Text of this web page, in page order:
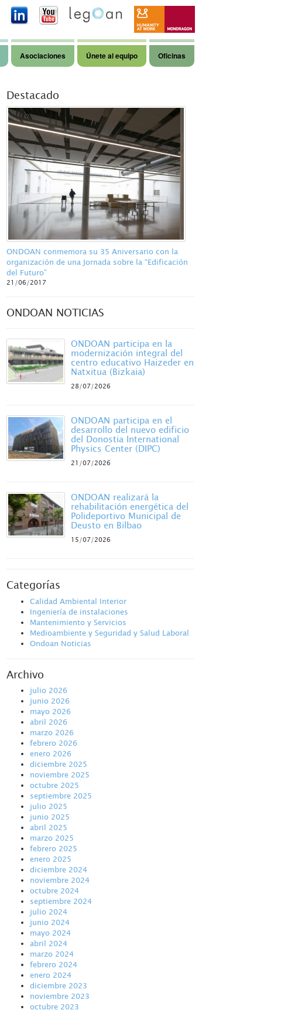
Asociaciones Únete al equipo Oficinas
Destacado
ONDOAN conmemora su 35 Aniversario con la
organización de una Jornada sobre la “Edificación
del Futuro”
21/06/2017
ONDOAN NOTICIAS
ONDOAN participa en la
modernización integral del
centro educativo Haizeder en
Natxitua (Bizkaia)
28/07/2026
ONDOAN participa en el
desarrollo del nuevo edificio
del Donostia International
Physics Center (DIPC)
21/07/2026
ONDOAN realizará la
rehabilitación energética del
Polideportivo Municipal de
Deusto en Bilbao
15/07/2026
Categorías
Calidad Ambiental Interior
Ingeniería de instalaciones
Mantenimiento y Servicios
Medioambiente y Seguridad y Salud Laboral
Ondoan Noticias
Archivo
julio 2026
junio 2026
mayo 2026
abril 2026
marzo 2026
febrero 2026
enero 2026
diciembre 2025
noviembre 2025
octubre 2025
septiembre 2025
julio 2025
junio 2025
abril 2025
marzo 2025
febrero 2025
enero 2025
diciembre 2024
noviembre 2024
octubre 2024
septiembre 2024
julio 2024
junio 2024
mayo 2024
abril 2024
marzo 2024
febrero 2024
enero 2024
diciembre 2023
noviembre 2023
octubre 2023